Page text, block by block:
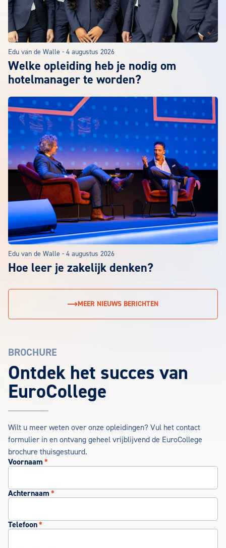
Edu van de Walle - 4 augustus 2026
Welke opleiding heb je nodig om
hotelmanager te worden?
Edu van de Walle - 4 augustus 2026
Hoe leer je zakelijk denken?
MEER NIEUWS BERICHTEN
EuroCollege Brochure aanvragen
BROCHURE
Ontdek het succes van
EuroCollege
Wilt u meer weten over onze opleidingen? Vul het contact
formulier in en ontvang geheel vrijblijvend de EuroCollege
brochure thuisgestuurd.
Voornaam *
Achternaam *
Telefoon*